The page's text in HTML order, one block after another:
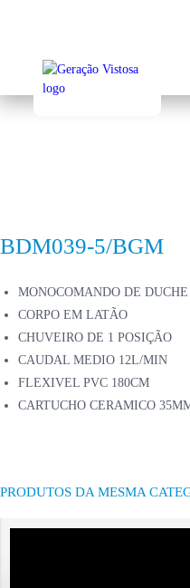
BDM039-5/BGM
MONOCOMANDO DE
CORPO EM LATÃO
CHUVEIRO DE 1 POSIÇÃO
CAUDAL MEDIO 12L/MIN
FLEXIVEL PVC 180CM
CARTUCHO CERAMICO
PRODUTOS DA MESMA